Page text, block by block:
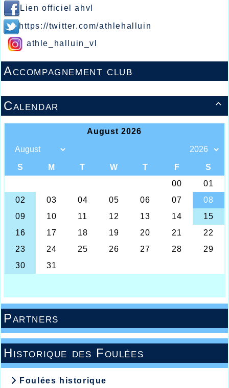
Lien officiel ahvl
https://twitter.com/athlehalluin
athle_halluin_vl
Accompagnement club

Calendar
Partners
Historique des Foulées
Foulées historique